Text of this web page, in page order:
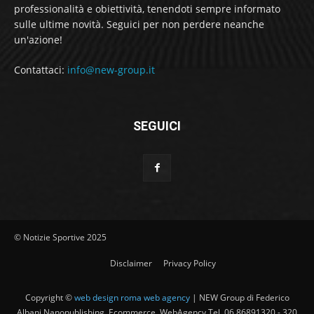
professionalità e obiettività, tenendoti sempre informato
sulle ultime novità. Seguici per non perdere neanche
un'azione!
Contattaci: info@new-group.it
SEGUICI
© Notizie Sportive 2025
Disclaimer Privacy Policy
Copyright ©web design roma web agency| NEW Group di Federico